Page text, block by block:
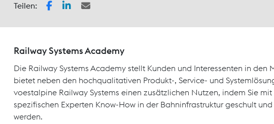
Teilen:
Railway Systems Academy
Die Railway Systems Academy stellt Kunden und Interessenten in den
bietet neben den hochqualitativen Produkt-, Service- und
voestalpine Railway Systems einen zusätzlichen Nutzen, indem Sie mit
spezifischen Experten Know-How in der Bahninfrastruktur geschult
werden.